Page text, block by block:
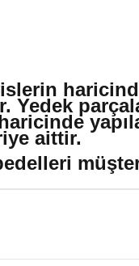
Yedek
aittir.